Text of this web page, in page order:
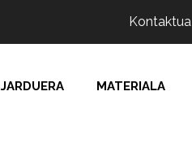
Kontaktua
JARDUERA MATERIALA